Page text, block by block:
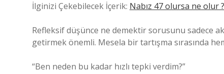
İlginizi Çekebilecek İçerik: Nabız 47 olursa ne olur ?
Refleksif düşünce ne demektir sorusunu sadece
getirmek önemli. Mesela bir tartışma sırasında
“Ben neden bu kadar hızlı tepki verdim?”